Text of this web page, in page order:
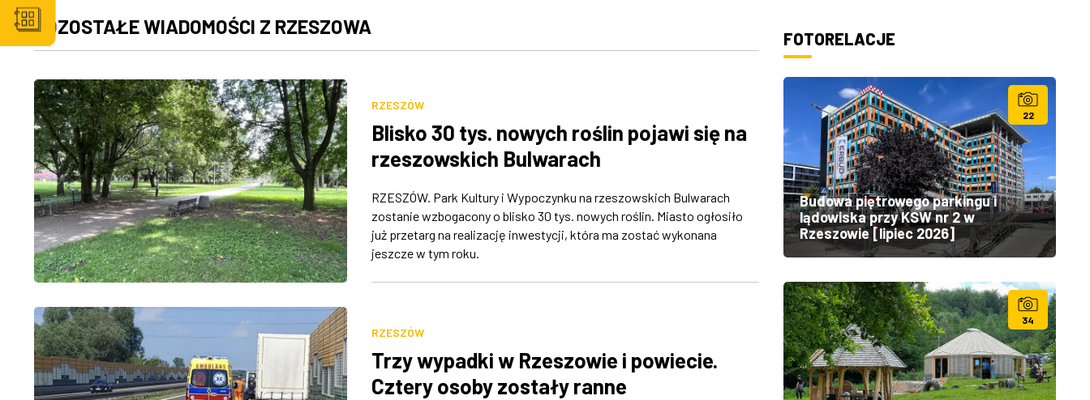
POZOSTAŁE WIADOMOŚCI Z RZESZOWA
RZESZÓW
Blisko 30 tys. nowych roślin pojawi się na
rzeszowskich Bulwarach
RZESZÓW. Park Kultury i Wypoczynku na rzeszowskich Bulwarach
zostanie wzbogacony o blisko 30 tys. nowych roślin. Miasto ogłosiło
już przetarg na realizację inwestycji, która ma zostać wykonana
jeszcze w tym roku.
RZESZÓW
Trzy wypadki w Rzeszowie i powiecie.
Cztery osoby zostały ranne
FOTORELACJE
22
Budowa piętrowego parkingu i
lądowiska przy KSW nr 2 w
Rzeszowie [lipiec 2026]
34